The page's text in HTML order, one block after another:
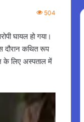
504
घायल हो गया।
दौरान कथित रूप
के लिए अस्पताल में